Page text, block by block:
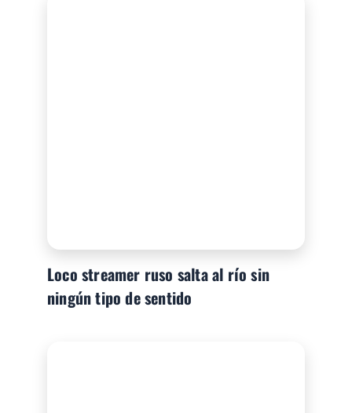
Loco streamer ruso salta al río sin
ningún tipo de sentido